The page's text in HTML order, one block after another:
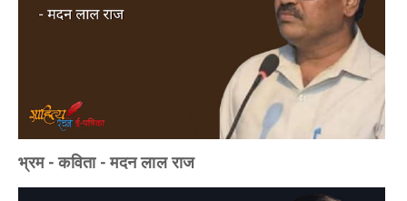
भ्रम - कविता - मदन लाल राज